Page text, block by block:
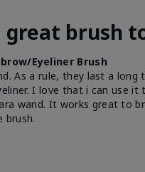
great brush
Eyeliner Brush
As a rule, they last a
I love that i can use
wand. It works great to
brush.